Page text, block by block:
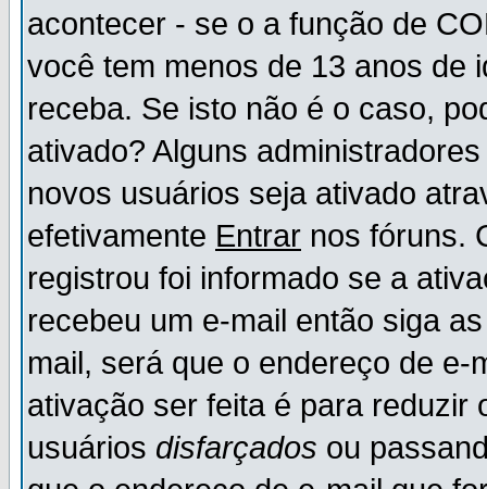
acontecer - se o a função de
você tem menos de 13 anos de
receba. Se isto não é o caso,
ativado? Alguns
novos usuários seja ativado
efetivamente Entrar nos fóruns.
registrou foi informado se a
recebeu um e-mail então siga
mail, será que o endereço de
ativação ser feita é para reduzir
usuários disfarçados ou